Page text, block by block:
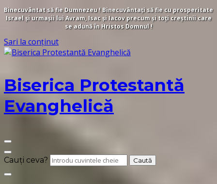
Binecuvântat să fie Dumnezeu ! Binecuvântați să fie cu prosperitate
Israel și urmașii lui Avram, Isac și Iacov precum și toți creștinii care
se adună în Hristos Domnul !
Sari la conținut
Biserica Protestantă
Evanghelică
Cauți ceva?